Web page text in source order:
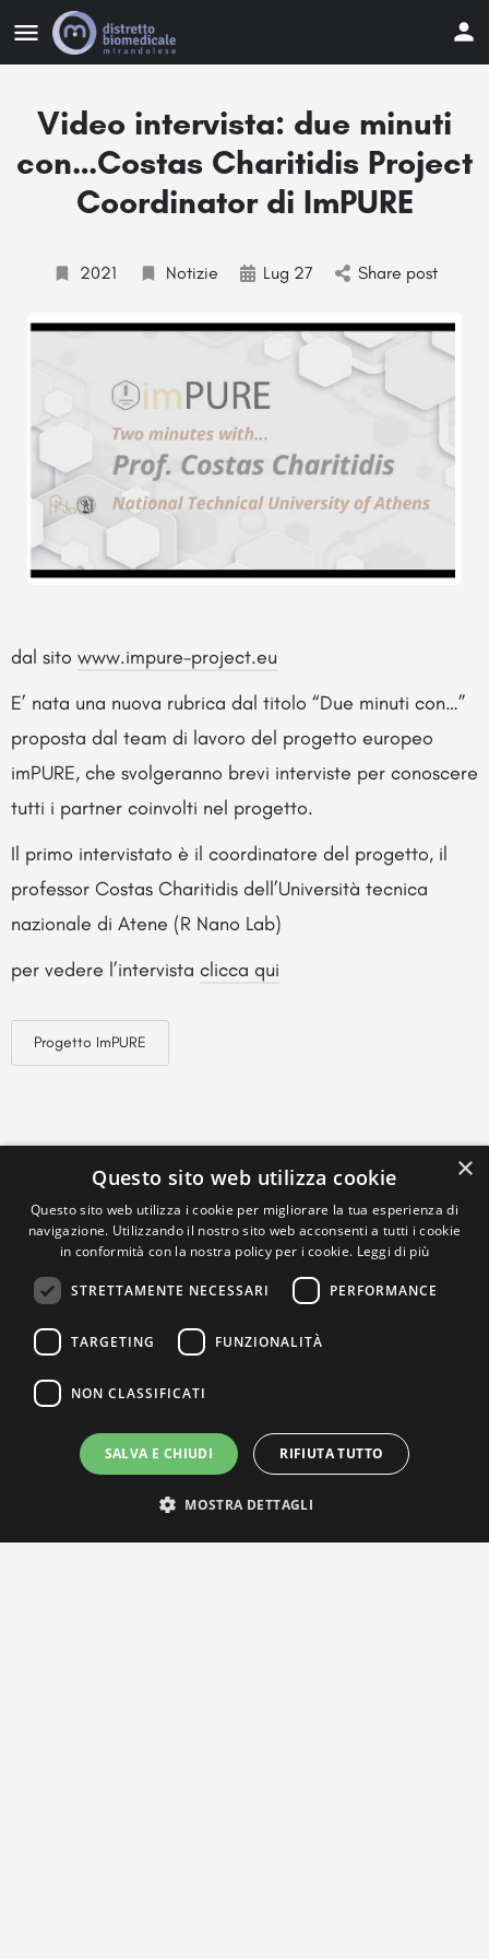
Video intervista: due minuti
con…Costas Charitidis Project
Coordinator di ImPURE
2021 Notizie Lug 27 Share post
dal sito www.impure-project.eu
E’ nata una nuova rubrica dal titolo “Due minuti con…”
proposta dal team di lavoro del progetto europeo
imPURE, che svolgeranno brevi interviste per conoscere
tutti i partner coinvolti nel progetto.
Il primo intervistato è il coordinatore del progetto, il
professor Costas Charitidis dell’Università tecnica
nazionale di Atene (R Nano Lab)
per vedere l’intervista clicca qui
Progetto ImPURE
×
Questo sito web utilizza cookie
Questo sito web utilizza i cookie per migliorare la tua esperienza di
navigazione. Utilizzando il nostro sito web acconsenti a tutti i cookie
in conformità con la nostra policy per i cookie. Leggi di più
STRETTAMENTE NECESSARI PERFORMANCE
TARGETING FUNZIONALITÀ
NON CLASSIFICATI
SALVA E CHIUDI RIFIUTA TUTTO
MOSTRA DETTAGLI